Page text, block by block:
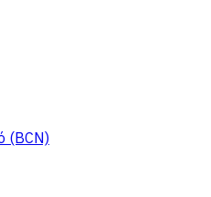
(BCN)